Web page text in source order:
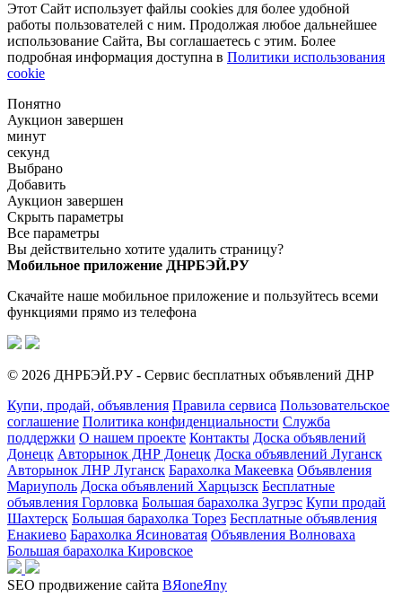
Этот Сайт использует файлы cookies для более удобной
работы пользователей с ним. Продолжая любое дальнейшее
использование Сайта, Вы соглашаетесь с этим. Более
подробная информация доступна в Политики использования
cookie
Понятно
Аукцион завершен
минут
секунд
Выбрано
Добавить
Аукцион завершен
Скрыть параметры
Все параметры
Вы действительно хотите удалить страницу?
Мобильное приложение ДНРБЭЙ.РУ
Скачайте наше мобильное приложение и пользуйтесь всеми
функциями прямо из телефона
© 2026 ДНРБЭЙ.РУ - Сервис бесплатных объявлений ДНР
Купи, продай, объявления Правила сервиса Пользовательское
соглашение Политика конфиденциальности Служба
поддержки О нашем проекте Контакты Доска объявлений
Донецк Авторынок ДНР Донецк Доска объявлений Луганск
Авторынок ЛНР Луганск Барахолка Макеевка Объявления
Мариуполь Доска объявлений Харцызск Бесплатные
объявления Горловка Большая барахолка Зугрэс Купи продай
Шахтерск Большая барахолка Торез Бесплатные объявления
Енакиево Барахолка Ясиноватая Объявления Волноваха
Большая барахолка Кировское
SEO продвижение сайта BЯoneЯny